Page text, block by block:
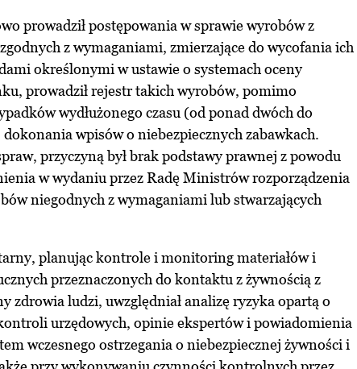
prowadził postępowania w sprawie wyrobów z
z wymaganiami, zmierzające do wycofania ich
określonymi w ustawie o systemach oceny
prowadził rejestr takich wyrobów, pomimo
wydłużonego czasu (od ponad dwóch do
wpisów o niebezpiecznych zabawkach.
przyczyną był brak podstawy prawnej z powodu
w wydaniu przez Radę Ministrów rozporządzenia
niegodnych z wymaganiami lub stwarzających
planując kontrole i monitoring materiałów i
przeznaczonych do kontaktu z żywnością z
zdrowia ludzi, uwzględniał analizę ryzyka opartą o
urzędowych, opinie ekspertów i powiadomienia
wczesnego ostrzegania o niebezpiecznej żywności i